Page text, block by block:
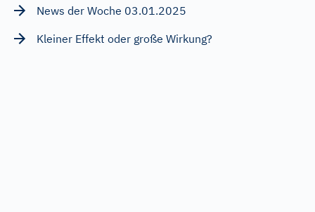
News der Woche 03.01.2025
Kleiner Effekt oder große Wirkung?